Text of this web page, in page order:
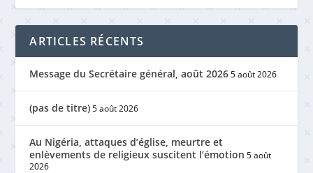
ARTICLES RÉCENTS
Message du Secrétaire général, août 2026 5 août 2026
(pas de titre) 5 août 2026
Au Nigéria, attaques d’église, meurtre et
enlèvements de religieux suscitent l’émotion 5 août
2026